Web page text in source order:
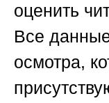
оценить
Все
осмотра,